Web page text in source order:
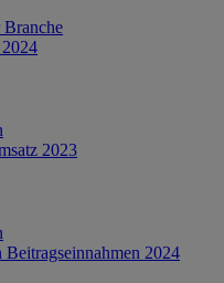
Branche
2023
Beitragseinnahmen 2024